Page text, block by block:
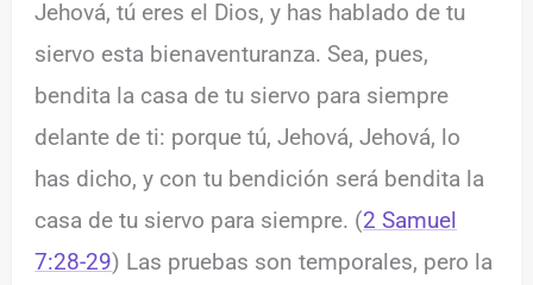
Jehová, tú eres el Dios, y has hablado de tu
siervo esta bienaventuranza. Sea, pues,
bendita la casa de tu siervo para siempre
delante de ti: porque tú, Jehová, Jehová, lo
has dicho, y con tu bendición será bendita la
casa de tu siervo para siempre. (2 Samuel
7:28-29) Las pruebas son temporales, pero la